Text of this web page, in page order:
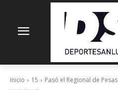
Inicio 15 Pasó el Regional de Pesas